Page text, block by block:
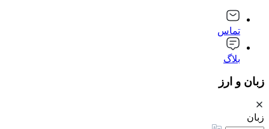
تماس
بلاگ
زبان و ارز
زبان